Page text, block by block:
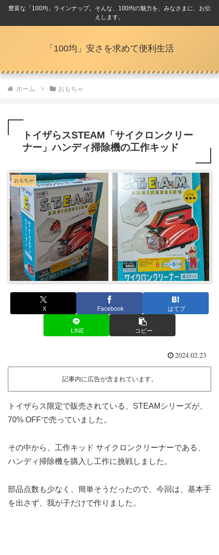
豊富な「100均」ラインナップ。そんな、100均の魅力を、みなさまに、お伝
えします。
「100均」安さを求めて便利生活
ホーム おもちゃ
トイザらスSTEAM「サイクロンクリー
ナー」ハンディ掃除機の工作キッド
おもちゃ
X Facebook はてブ
LINE コピー
2024.02.23
記事内に広告が含まれています。
トイザらス限定で販売されている、STEAMシリーズが、
70% OFFで売っていました。
その中から、工作キッド サイクロンクリーナーである、
ハンディ掃除機を購入し工作に挑戦しました。
部品点数も少なく、簡単そうだったので、今回は、基本手
を出さず、我が子だけで作りました。